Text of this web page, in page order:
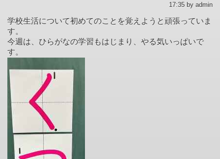
17:35 by admin
学校生活について初めてのことを覚えようと頑張っていま
す。
今週は、ひらがなの学習もはじまり、やる気いっぱいで
す。